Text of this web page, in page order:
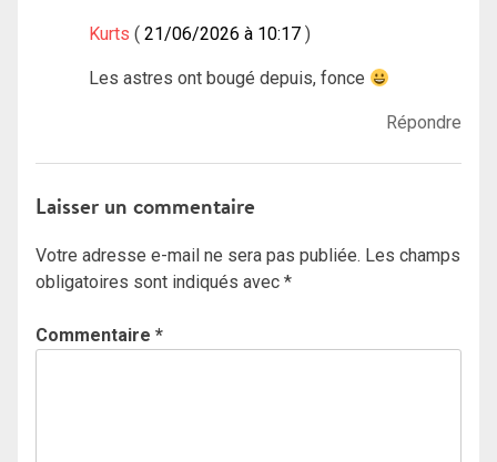
Kurts 21/06/2026 à 10:17
Les astres ont bougé depuis, fonce
Répondre
Laisser un commentaire
Votre adresse e-mail ne sera pas publiée. Les champs
obligatoires sont indiqués avec *
Commentaire *